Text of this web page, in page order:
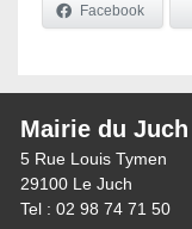
Facebook
Mairie du Juch
5 Rue Louis Tymen
29100 Le Juch
Tel : 02 98 74 71 50